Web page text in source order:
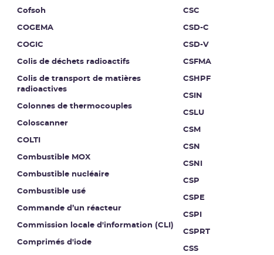
Cofsoh
COGEMA
COGIC
Colis de déchets radioactifs
Colis de transport de matières
radioactives
Colonnes de thermocouples
Coloscanner
COLTI
Combustible MOX
Combustible nucléaire
Combustible usé
Commande d’un réacteur
Commission locale d'information (CLI)
Comprimés d'iode
CSC
CSD-C
CSD-V
CSFMA
CSHPF
CSIN
CSLU
CSM
CSN
CSNI
CSP
CSPE
CSPI
CSPRT
CSS